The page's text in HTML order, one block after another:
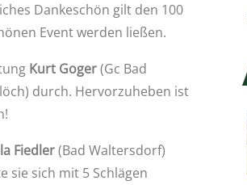
Dankeschön gilt den 100
Event werden ließen.
Kurt Goger(Gc Bad
durch. Hervorzuheben ist
Fiedler(Bad Waltersdorf)
sich mit 5 Schlägen